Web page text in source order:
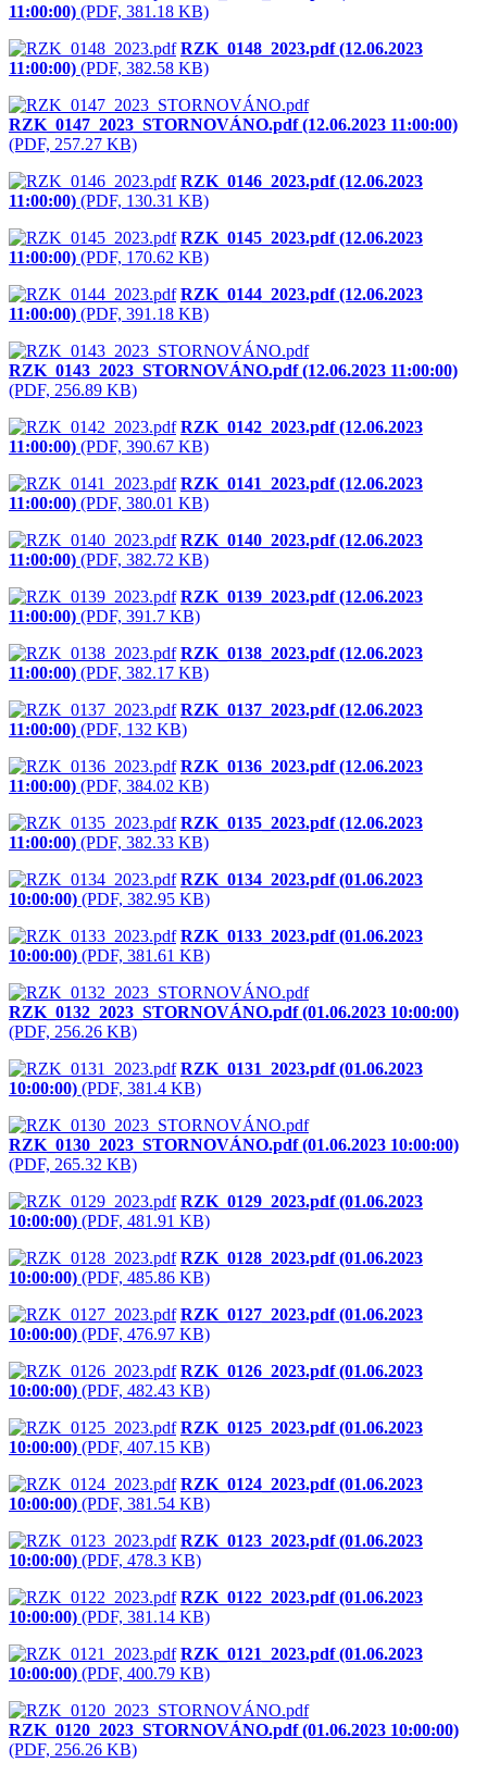
11:00:00) (PDF, 381.18 KB)
RZK_0148_2023.pdf (12.06.2023
11:00:00) (PDF, 382.58 KB)
RZK_0147_2023_STORNOVÁNO.pdf (12.06.2023 11:00:00)
(PDF, 257.27 KB)
RZK_0146_2023.pdf (12.06.2023
11:00:00) (PDF, 130.31 KB)
RZK_0145_2023.pdf (12.06.2023
11:00:00) (PDF, 170.62 KB)
RZK_0144_2023.pdf (12.06.2023
11:00:00) (PDF, 391.18 KB)
RZK_0143_2023_STORNOVÁNO.pdf (12.06.2023 11:00:00)
(PDF, 256.89 KB)
RZK_0142_2023.pdf (12.06.2023
11:00:00) (PDF, 390.67 KB)
RZK_0141_2023.pdf (12.06.2023
11:00:00) (PDF, 380.01 KB)
RZK_0140_2023.pdf (12.06.2023
11:00:00) (PDF, 382.72 KB)
RZK_0139_2023.pdf (12.06.2023
11:00:00) (PDF, 391.7 KB)
RZK_0138_2023.pdf (12.06.2023
11:00:00) (PDF, 382.17 KB)
RZK_0137_2023.pdf (12.06.2023
11:00:00) (PDF, 132 KB)
RZK_0136_2023.pdf (12.06.2023
11:00:00) (PDF, 384.02 KB)
RZK_0135_2023.pdf (12.06.2023
11:00:00) (PDF, 382.33 KB)
RZK_0134_2023.pdf (01.06.2023
10:00:00) (PDF, 382.95 KB)
RZK_0133_2023.pdf (01.06.2023
10:00:00) (PDF, 381.61 KB)
RZK_0132_2023_STORNOVÁNO.pdf (01.06.2023 10:00:00)
(PDF, 256.26 KB)
RZK_0131_2023.pdf (01.06.2023
10:00:00) (PDF, 381.4 KB)
RZK_0130_2023_STORNOVÁNO.pdf (01.06.2023 10:00:00)
(PDF, 265.32 KB)
RZK_0129_2023.pdf (01.06.2023
10:00:00) (PDF, 481.91 KB)
RZK_0128_2023.pdf (01.06.2023
10:00:00) (PDF, 485.86 KB)
RZK_0127_2023.pdf (01.06.2023
10:00:00) (PDF, 476.97 KB)
RZK_0126_2023.pdf (01.06.2023
10:00:00) (PDF, 482.43 KB)
RZK_0125_2023.pdf (01.06.2023
10:00:00) (PDF, 407.15 KB)
RZK_0124_2023.pdf (01.06.2023
10:00:00) (PDF, 381.54 KB)
RZK_0123_2023.pdf (01.06.2023
10:00:00) (PDF, 478.3 KB)
RZK_0122_2023.pdf (01.06.2023
10:00:00) (PDF, 381.14 KB)
RZK_0121_2023.pdf (01.06.2023
10:00:00) (PDF, 400.79 KB)
RZK_0120_2023_STORNOVÁNO.pdf (01.06.2023 10:00:00)
(PDF, 256.26 KB)